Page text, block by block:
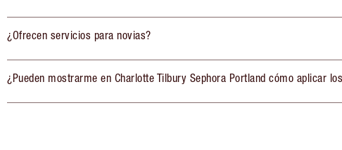
¿Ofrecen servicios para novias?
¿Pueden mostrarme en Charlotte Tilbury Sephora Portland cómo aplicar